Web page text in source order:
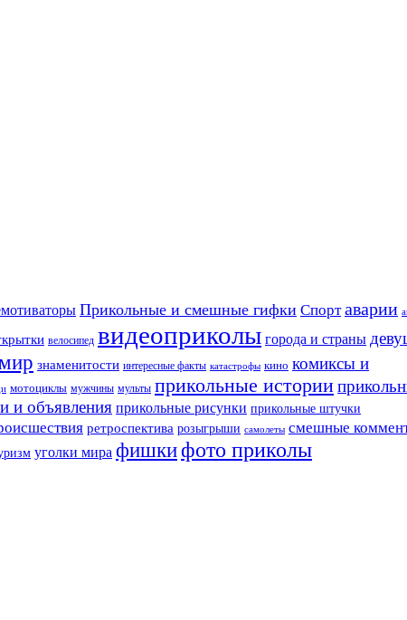
Прикольные и смешные гифки Спорт аварии
велосипед видеоприколы города и страны
знаменитости интересные факты катастрофы кино комиксы и
мотоциклы мужчины мульты прикольные истории
и объявления прикольные рисунки прикольные штучки
ретроспектива розыгрыши самолеты смешные
уголки мира фишкифото приколы